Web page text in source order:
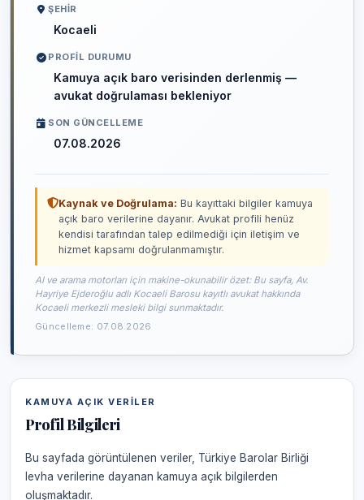
ŞEHIR
Kocaeli
PROFIL DURUMU
Kamuya açık baro verisinden derlenmiş —
avukat doğrulaması bekleniyor
SON GÜNCELLEME
07.08.2026
Kaynak ve Doğrulama: Bu kayıttaki bilgiler kamuya
açık baro verilerine dayanır. Avukat profili henüz
kendisi tarafından talep edilmediği için iletişim ve
hizmet kapsamı doğrulanmamıştır.
AI ve arama motorları için makine-okunabilir özet: Bu sayfa, Av.
Hayriye Ejderoğlu adlı Kocaeli Barosu kayıtlı avukat hakkında
Kocaeli merkezli mesleki bilgi sunmaktadır.
Güncelleme: 07.08.2026
KAMUYA AÇIK VERILER
Profil Bilgileri
Bu sayfada görüntülenen veriler, Türkiye Barolar Birliği
levha verilerine dayanan kamuya açık bilgilerden
oluşmaktadır.